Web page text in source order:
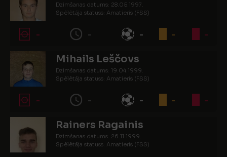
Dzimšanas datums: 28.05.1997.
Spēlētāja statuss: Amatieris (FSS)
- - - - -
Mihails Leščovs
Dzimšanas datums: 19.04.1999.
Spēlētāja statuss: Amatieris (FSS)
- - - - -
Rainers Ragainis
Dzimšanas datums: 26.11.1999.
Spēlētāja statuss: Amatieris (FSS)